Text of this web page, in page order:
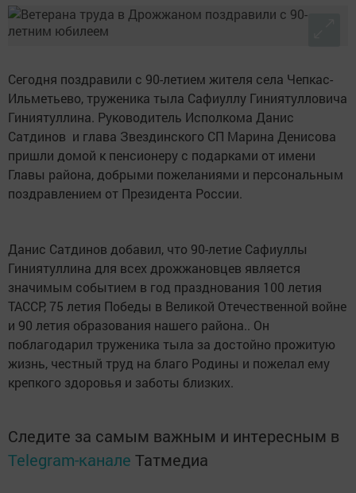
Сегодня поздравили с 90-летием жителя села Чепкас-
Ильметьево, труженика тыла Сафиуллу Гиниятулловича
Гиниятуллина. Руководитель Исполкома Данис
Сатдинов и глава Звездинского СП Марина Денисова
пришли домой к пенсионеру с подарками от имени
Главы района, добрыми пожеланиями и персональным
поздравлением от Президента России.
Данис Сатдинов добавил, что 90-летие Сафиуллы
Гиниятуллина для всех дрожжановцев является
значимым событием в год празднования 100 летия
ТАССР, 75 летия Победы в Великой Отечественной войне
и 90 летия образования нашего района.. Он
поблагодарил труженика тыла за достойно прожитую
жизнь, честный труд на благо Родины и пожелал ему
крепкого здоровья и заботы близких.
Следите за самым важным и интересным в
Telegram-канале Татмедиа